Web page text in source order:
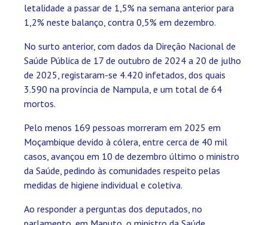
letalidade a passar de 1,5% na semana anterior para
1,2% neste balanço, contra 0,5% em dezembro.
No surto anterior, com dados da Direção Nacional de
Saúde Pública de 17 de outubro de 2024 a 20 de julho
de 2025, registaram-se 4.420 infetados, dos quais
3.590 na província de Nampula, e um total de 64
mortos.
Pelo menos 169 pessoas morreram em 2025 em
Moçambique devido à cólera, entre cerca de 40 mil
casos, avançou em 10 de dezembro último o ministro
da Saúde, pedindo às comunidades respeito pelas
medidas de higiene individual e coletiva.
Ao responder a perguntas dos deputados, no